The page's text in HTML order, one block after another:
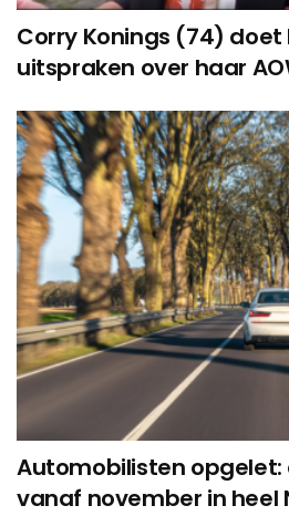
Corry Konings (74)
uitspraken over haar
Automobilisten
vanaf november in heel